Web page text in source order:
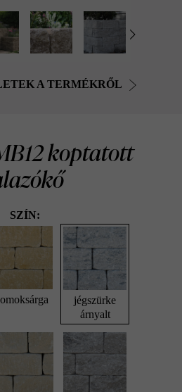
A TERMÉKRŐL
koptatott
SZÍN:
jégszürke
árnyalt